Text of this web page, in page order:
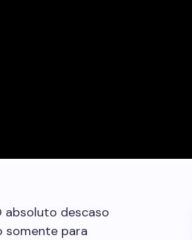
absoluto descaso
somente para